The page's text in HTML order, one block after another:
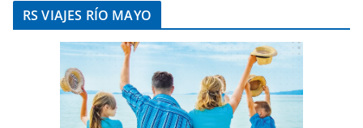
RS VIAJES RÍO MAYO